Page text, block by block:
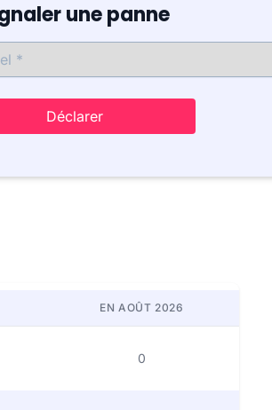
une panne
Déclarer
EN AOÛT 2026
0